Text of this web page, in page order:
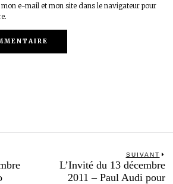
e-mail et mon site dans le navigateur pour
SUIVANT
L’Invité du 13 décembre
2011 – Paul Audi pour